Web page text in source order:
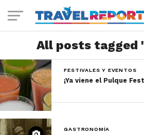
All posts tagged
FESTIVALES Y EVENTOS
¡Ya viene el Pulque
GASTRONOMÍA